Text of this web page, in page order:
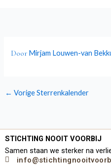
Door Mirjam Louwen-van
← Vorige Sterrenkalender
STICHTING NOOIT VOORBIJ
Samen staan we sterker na